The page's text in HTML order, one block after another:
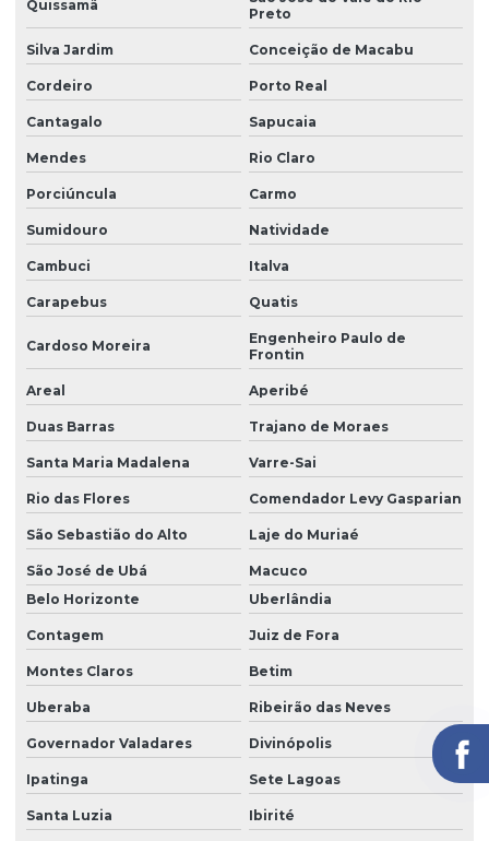
Quissamã
Preto
Silva Jardim Conceição de Macabu
Cordeiro Porto Real
Cantagalo Sapucaia
Mendes Rio Claro
Porciúncula Carmo
Sumidouro Natividade
Cambuci Italva
Carapebus Quatis
Cardoso Moreira
Engenheiro Paulo de
Frontin
Areal Aperibé
Duas Barras Trajano de Moraes
Santa Maria Madalena Varre-Sai
Rio das Flores Comendador Levy Gasparian
São Sebastião do Alto Laje do Muriaé
São José de Ubá
Macuco
Belo Horizonte
Uberlândia
Contagem Juiz de Fora
Montes Claros Betim
Uberaba Ribeirão das Neves
Governador Valadares Divinópolis
Ipatinga Sete Lagoas
Santa Luzia Ibirité